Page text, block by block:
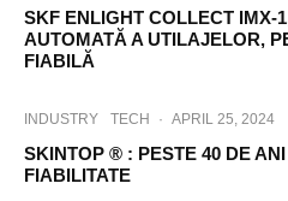
SKF ENLIGHT COLLECT IMX-
AUTOMATĂ A UTILAJELOR,
FIABILĂ
INDUSTRY TECH · APRIL 25, 2024
SKINTOP ® : PESTE 40 DE
FIABILITATE